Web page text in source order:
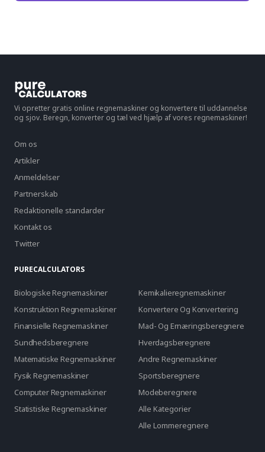
Vi opretter gratis online regnemaskiner og konvertere til uddannelse
og sjov. Beregn, konverter og tæl ved hjælp af vores regnemaskiner!
Om os
Artikler
Anmeldelser
Partnerskab
Redaktionelle standarder
Kontakt os
Twitter
PURECALCULATORS
Biologiske Regnemaskiner
Kemikalieregnemaskiner
Konstruktion Regnemaskiner
Konvertere Og Konvertering
Finansielle Regnemaskiner
Mad- Og Ernæringsberegnere
Sundhedsberegnere
Hverdagsberegnere
Matematiske Regnemaskiner
Andre Regnemaskiner
Fysik Regnemaskiner
Sportsberegnere
Computer Regnemaskiner
Modeberegnere
Statistiske Regnemaskiner
Alle Kategorier
Alle Lommeregnere